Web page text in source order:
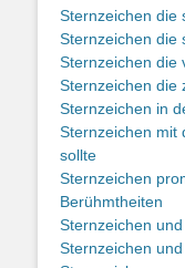
Sternzeichen die
Sternzeichen die
Sternzeichen die
Sternzeichen die
Sternzeichen in
Sternzeichen mit
sollte
Sternzeichen
Berühmtheiten
Sternzeichen
Sternzeichen